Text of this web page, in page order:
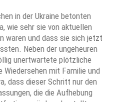
in der Ukraine betonten
wie sehr sie von aktuellen
waren und dass sie sich jetzt
Neben der ungeheuren
unertwartete plötzliche
Wiedersehen mit Familie und
dass dieser Schritt nur den
die die Aufhebung